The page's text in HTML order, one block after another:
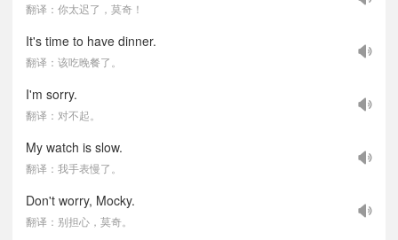
翻译：你太迟了，莫奇！
It's time to have dinner.
翻译：该吃晚餐了。
I'm sorry.
翻译：对不起。
My watch is slow.
翻译：我手表慢了。
Don't worry, Mocky.
翻译：别担心，莫奇。